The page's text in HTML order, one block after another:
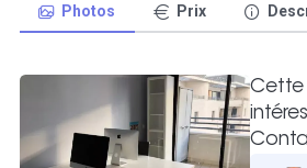
Photos Prix
Cette